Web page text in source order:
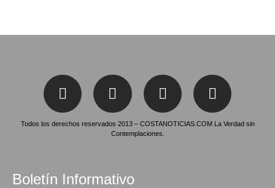
Todos los derechos reservados 2013 – COSTANOTICIAS.COM La Verdad sin
Contemplaciones.
Boletín Informativo